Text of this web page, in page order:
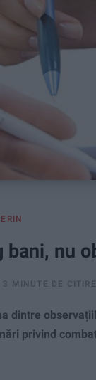
bani, nu
3 MINUTE DE CITIRE
dintre
privind